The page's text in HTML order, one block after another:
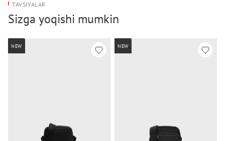
TAVSIYALAR
Sizga yoqishi mumkin
NEW NEW